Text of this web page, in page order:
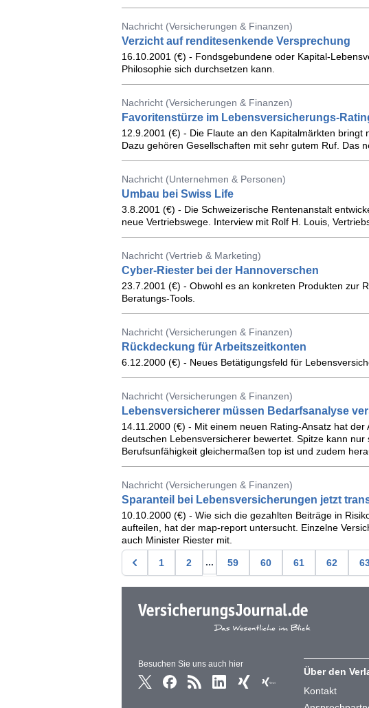
Nachricht (Versicherungen & Finanzen)
Verzicht auf renditesenkende Versprechung
16.10.2001 (€) - Fondsgebundene oder Kapital-
Philosophie sich durchsetzen kann.
Nachricht (Versicherungen & Finanzen)
Favoritenstürze im Lebensversicherungs-
12.9.2001 (€) - Die Flaute an den Kapitalmärkten bringt
Dazu gehören Gesellschaften mit sehr gutem Ruf. Das
Nachricht (Unternehmen & Personen)
Umbau bei Swiss Life
3.8.2001 (€) - Die Schweizerische Rentenanstalt
neue Vertriebswege. Interview mit Rolf H. Louis,
Nachricht (Vertrieb & Marketing)
Cyber-Riester bei der Hannoverschen
23.7.2001 (€) - Obwohl es an konkreten Produkten zur
Beratungs-Tools.
Nachricht (Versicherungen & Finanzen)
Rückdeckung für Arbeitszeitkonten
6.12.2000 (€) - Neues Betätigungsfeld für
Nachricht (Versicherungen & Finanzen)
Lebensversicherer müssen Bedarfsanalyse
14.11.2000 (€) - Mit einem neuen Rating-Ansatz hat
deutschen Lebensversicherer bewertet. Spitze kann
Berufsunfähigkeit gleichermaßen top ist und zudem
Nachricht (Versicherungen & Finanzen)
Sparanteil bei Lebensversicherungen jetzt
10.10.2000 (€) - Wie sich die gezahlten Beiträge in
aufteilen, hat der map-report untersucht. Einzelne
auch Minister Riester mit.
1 2 ... 59 60 61 62
Besuchen Sie uns auch hier
Über den
Kontakt